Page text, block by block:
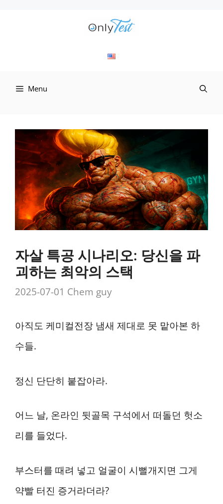
Menu
자살 특공 시나리오: 당신을 파
괴하는 최악의 스택
2025-07-01 Chem guy
아직도 케미컬전장 냄새 제대로 못 맡아본 하
수들.
정신 단단히 붙잡아라.
어느 날, 온라인 뒷골목 구석에서 떠돌던 헛소
리를 들었다.
부스터를 때려 넣고 얼굴이 시뻘개지면 그게
약빨 터진 증거라더라?